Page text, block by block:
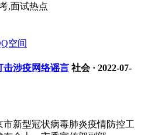
,面试热点
空间
击涉疫网络谣言 社会· 2022-07-
市新型冠状病毒肺炎疫情防控工